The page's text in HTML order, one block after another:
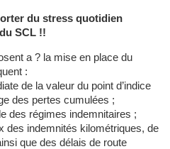
du stress quotidien
SCL !!
a ? la mise en place du
:
de la valeur du point d’indice
des pertes cumulées ;
des régimes indemnitaires ;
des indemnités kilométriques, de
que des délais de route